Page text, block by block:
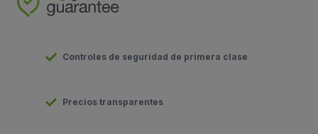
Controles de seguridad de primera clase
Precios transparentes